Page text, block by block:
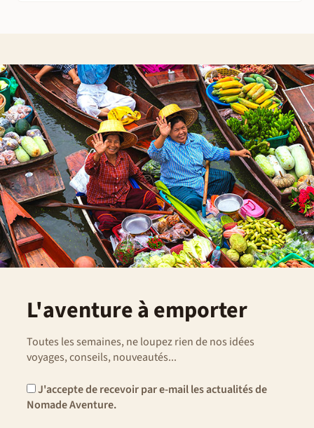
L'aventure à emporter
Toutes les semaines, ne loupez rien de nos idées
voyages, conseils, nouveautés...
J'accepte de recevoir par e-mail les actualités de
Nomade Aventure.